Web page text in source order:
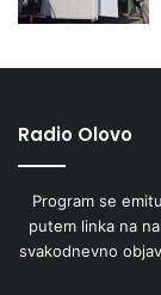
Radio Olovo
Program se
putem linka na
svakodnevno